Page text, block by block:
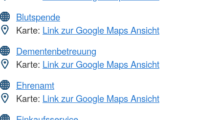
Blutspende
Karte: Link zur Google Maps Ansicht
Dementenbetreuung
Karte: Link zur Google Maps Ansicht
Ehrenamt
Karte: Link zur Google Maps Ansicht